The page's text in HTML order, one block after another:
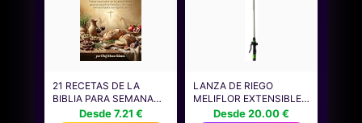
21 RECETAS DE LA
BIBLIA PARA SEMANA
SANTA: SABORES CON
Desde 7.21 €
LANZA DE RIEGO
MELIFLOR EXTENSIBLE
(HASTA 1,5 METROS),
Desde 20.00 €